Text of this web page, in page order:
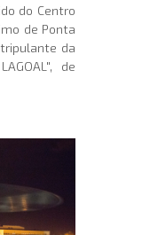
do Centro
de Ponta
tripulante da
de